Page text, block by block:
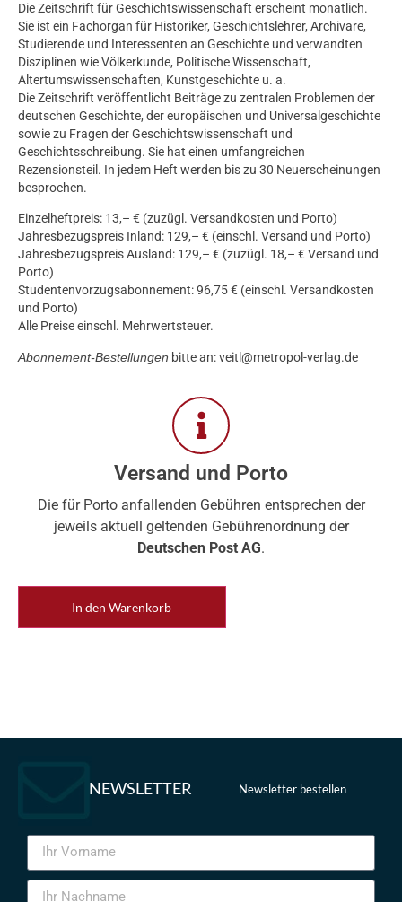
Die Zeitschrift für Geschichtswissenschaft erscheint monatlich.
Sie ist ein Fachorgan für Historiker, Geschichtslehrer, Archivare,
Studierende und Interessenten an Geschichte und verwandten
Disziplinen wie Völkerkunde, Politische Wissenschaft,
Altertumswissenschaften, Kunstgeschichte u. a.
Die Zeitschrift veröffentlicht Beiträge zu zentralen Problemen der
deutschen Geschichte, der europäischen und Universalgeschichte
sowie zu Fragen der Geschichtswissenschaft und
Geschichtsschreibung. Sie hat einen umfangreichen
Rezensionsteil. In jedem Heft werden bis zu 30 Neuerscheinungen
besprochen.
Einzelheftpreis: 13,– € (zuzügl. Versandkosten und Porto)
Jahresbezugspreis Inland: 129,– € (einschl. Versand und Porto)
Jahresbezugspreis Ausland: 129,– € (zuzügl. 18,– € Versand und
Porto)
Studentenvorzugsabonnement: 96,75 € (einschl. Versandkosten
und Porto)
Alle Preise einschl. Mehrwertsteuer.
Abonnement-Bestellungen bitte an: veitl@metropol-verlag.de
Versand und Porto
Die für Porto anfallenden Gebühren entsprechen der
jeweils aktuell geltenden Gebührenordnung der
Deutschen Post AG.
In den Warenkorb
NEWSLETTER Newsletter bestellen